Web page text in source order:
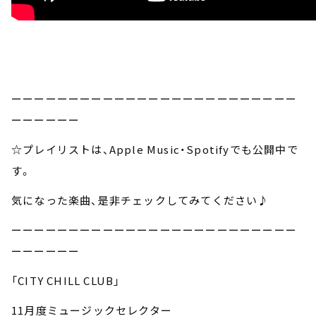
ーーーーーーーーーーーーーーーーーーーーーーーーー
ーーーーーー
☆プレイリストは、Apple Music・Spotifyでも公開中で
す。
気になった楽曲、是非チェックしてみてください♪
ーーーーーーーーーーーーーーーーーーーーーーーーー
ーーーーーー
「CITY CHILL CLUB」
11月度ミュージックセレクター